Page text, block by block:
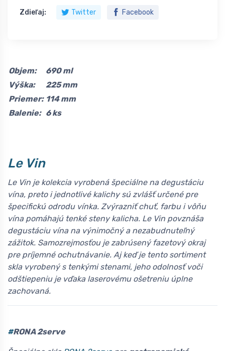
Zdieľaj: Twitter Facebook
Objem:
690 ml
Výška:
225 mm
Priemer: 114 mm
Balenie: 6 ks
Le Vin
Le Vin je kolekcia vyrobená špeciálne na degustáciu
vína, preto i jednotlivé kalichy sú zvlášť určené pre
špecifickú odrodu vínka. Zvýrazniť chuť, farbu i vôňu
vína pomáhajú tenké steny kalicha. Le Vin povznáša
degustáciu vína na výnimočný a nezabudnuteľný
zážitok. Samozrejmosťou je zabrúsený fazetový okraj
pre príjemné ochutnávanie. Aj keď je tento sortiment
skla vyrobený s tenkými stenami, jeho odolnosť voči
odštiepeniu je vďaka laserovému ošetreniu úplne
zachovaná.
#RONA 2serve